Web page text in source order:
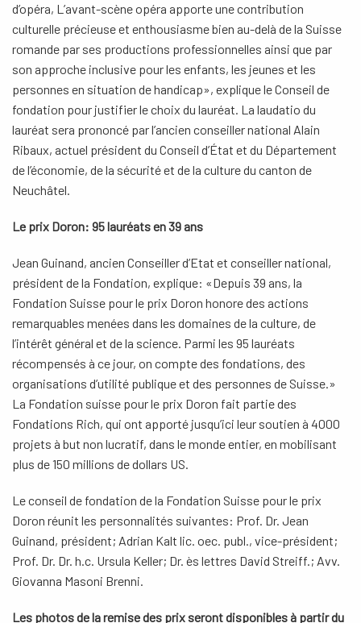
d’opéra, L’avant-scène opéra apporte une contribution
culturelle précieuse et enthousiasme bien au-delà de la Suisse
romande par ses productions professionnelles ainsi que par
son approche inclusive pour les enfants, les jeunes et les
personnes en situation de handicap», explique le Conseil de
fondation pour justifier le choix du lauréat. La laudatio du
lauréat sera prononcé par l’ancien conseiller national Alain
Ribaux, actuel président du Conseil d’État et du Département
de l’économie, de la sécurité et de la culture du canton de
Neuchâtel.
Le prix Doron: 95 lauréats en 39 ans
Jean Guinand, ancien Conseiller d’Etat et conseiller national,
président de la Fondation, explique: «Depuis 39 ans, la
Fondation Suisse pour le prix Doron honore des actions
remarquables menées dans les domaines de la culture, de
l’intérêt général et de la science. Parmi les 95 lauréats
récompensés à ce jour, on compte des fondations, des
organisations d’utilité publique et des personnes de Suisse.»
La Fondation suisse pour le prix Doron fait partie des
Fondations Rich, qui ont apporté jusqu’ici leur soutien à 4000
projets à but non lucratif, dans le monde entier, en mobilisant
plus de 150 millions de dollars US.
Le conseil de fondation de la Fondation Suisse pour le prix
Doron réunit les personnalités suivantes: Prof. Dr. Jean
Guinand, président; Adrian Kalt lic. oec. publ., vice-président;
Prof. Dr. Dr. h.c. Ursula Keller; Dr. ès lettres David Streiff.; Avv.
Giovanna Masoni Brenni.
Les photos de la remise des prix seront disponibles à partir du